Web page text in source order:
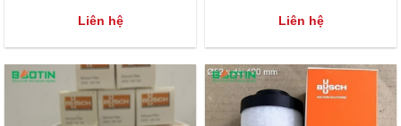
Liên hệ Liên hệ